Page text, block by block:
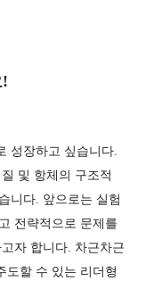
성장하고 싶습니다.
및 항체의 구조적
니다. 앞으로는 실험
전략적으로 문제를
자 합니다. 차근차근
도할 수 있는 리더형